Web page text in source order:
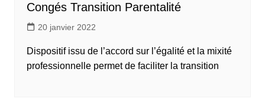
Congés Transition Parentalité
20 janvier 2022
Dispositif issu de l’accord sur l’égalité et la mixité
professionnelle permet de faciliter la transition